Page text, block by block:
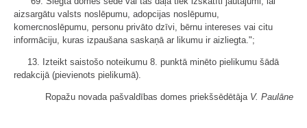
aizsargātu valsts noslēpumu, adopcijas noslēpumu,
komercnoslēpumu, personu privāto dzīvi, bērnu intereses vai citu
informāciju, kuras izpaušana saskaņā ar likumu ir aizliegta.";
13. Izteikt saistošo noteikumu 8. punktā minēto pielikumu šādā
redakcijā (pievienots pielikumā).
Ropažu novada pašvaldības domes priekšsēdētāja V. Paulāne